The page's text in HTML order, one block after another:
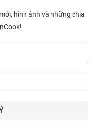
hình ảnh và những chia